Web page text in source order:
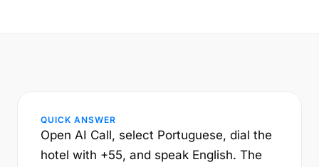
QUICK ANSWER
Open AI Call, select Portuguese, dial the
hotel with +55, and speak English. The